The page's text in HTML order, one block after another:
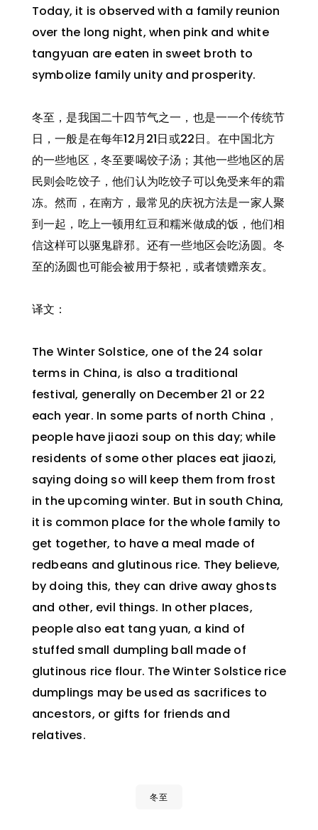
Today, it is observed with a family reunion
over the long night, when pink and white
tangyuan are eaten in sweet broth to
symbolize family unity and prosperity.
冬至，是我国二十四节气之一，也是一一个传统节
日，一般是在每年12月21日或22日。在中国北方
的一些地区，冬至要喝饺子汤；其他一些地区的居
民则会吃饺子，他们认为吃饺子可以免受来年的霜
冻。然而，在南方，最常见的庆祝方法是一家人聚
到一起，吃上一顿用红豆和糯米做成的饭，他们相
信这样可以驱鬼辟邪。还有一些地区会吃汤圆。冬
至的汤圆也可能会被用于祭祀，或者馈赠亲友。
译文：
The Winter Solstice, one of the 24 solar
terms in China, is also a traditional
festival, generally on December 21 or 22
each year. In some parts of north China，
people have jiaozi soup on this day; while
residents of some other places eat jiaozi,
saying doing so will keep them from frost
in the upcoming winter. But in south China,
it is common place for the whole family to
get together, to have a meal made of
redbeans and glutinous rice. They believe,
by doing this, they can drive away ghosts
and other, evil things. In other places,
people also eat tang yuan, a kind of
stuffed small dumpling ball made of
glutinous rice flour. The Winter Solstice rice
dumplings may be used as sacrifices to
ancestors, or gifts for friends and
relatives.
冬至